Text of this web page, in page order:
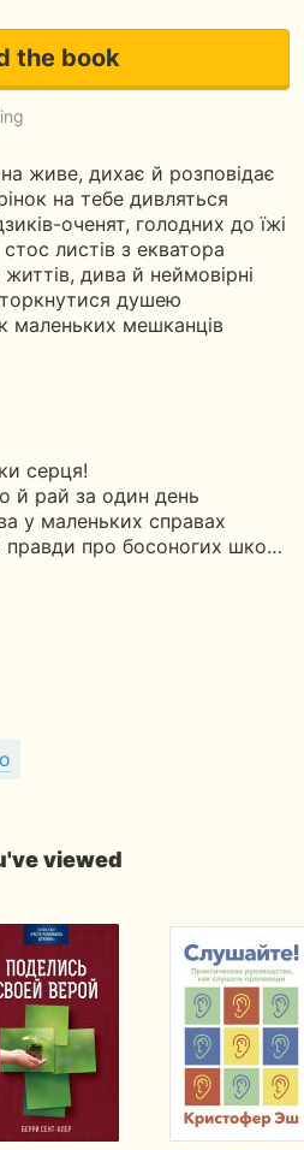
the book
живе, дихає й розповідає
на тебе дивляться
оченят, голодних до їжі
листів з екватора
дива й неймовірні
душею
маленьких мешканців
серця!
й рай за один день
у маленьких справах
правди про босоногих шко…
viewed